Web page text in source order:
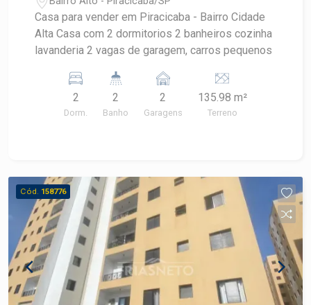
Casa para vender em Piracicaba - Bairro Cidade
Alta Casa com 2 dormitorios 2 banheiros cozinha
lavanderia 2 vagas de garagem, carros pequenos
2
Dorm.
2
Banho
2
Garagens
135.98 m²
Terreno
Cód. 158776